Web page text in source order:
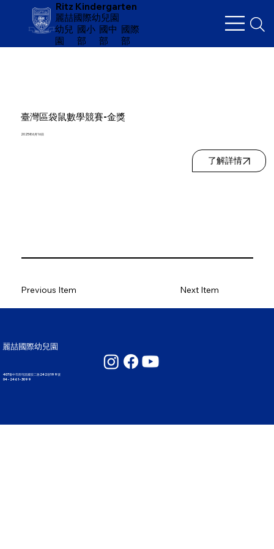
Ritz Kindergarten
麗喆國際幼兒園
幼兒
園
​國小
部
國中
部
國際
部
臺灣區袋鼠數學競賽-金獎
2025年6月16日
了解詳情
Previous Item Next Item
麗喆國際幼兒園
407臺中市西屯區國安二路242巷199號
04 - 2461 - 3099